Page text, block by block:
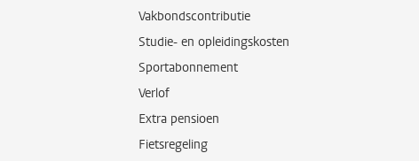
Vakbondscontributie
Studie- en opleidingskosten
Sportabonnement
Verlof
Extra pensioen
Fietsregeling